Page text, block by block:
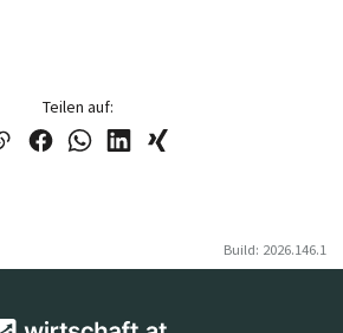
Teilen auf:
Build: 2026.146.1